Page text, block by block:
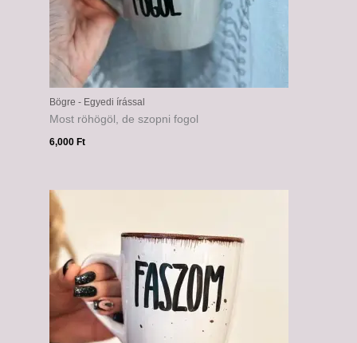
Bögre - Egyedi írással
Most röhögöl, de szopni fogol
6,000 Ft